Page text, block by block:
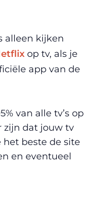
alleen kijken
op tv, als je
app van de
van alle tv’s op
zijn dat jouw tv
beste de site
en eventueel